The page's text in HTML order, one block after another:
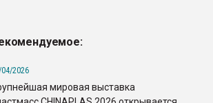
04/2026
мировая выставка